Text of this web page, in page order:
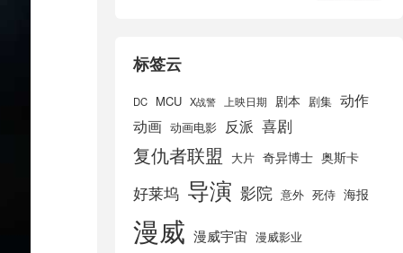
标签云
DC MCU X战警 上映日期 剧本 剧集 动作
动画 动画电影 反派 喜剧
复仇者联盟 大片 奇异博士 奥斯卡
好莱坞 导演 影院 意外 死侍 海报
漫威 漫威宇宙 漫威影业